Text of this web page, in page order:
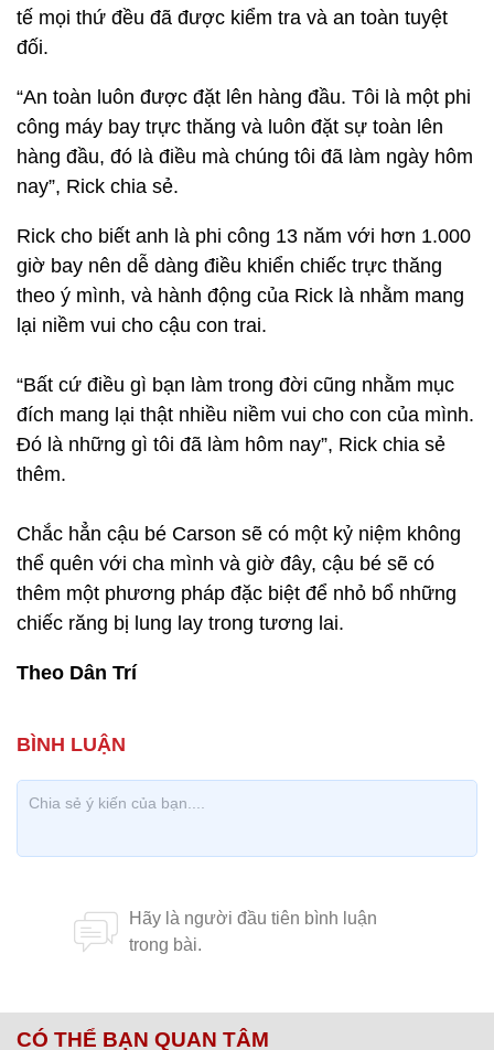
tế mọi thứ đều đã được kiểm tra và an toàn tuyệt
đối.
“An toàn luôn được đặt lên hàng đầu. Tôi là một phi
công máy bay trực thăng và luôn đặt sự toàn lên
hàng đầu, đó là điều mà chúng tôi đã làm ngày hôm
nay”, Rick chia sẻ.
Rick cho biết anh là phi công 13 năm với hơn 1.000
giờ bay nên dễ dàng điều khiển chiếc trực thăng
theo ý mình, và hành động của Rick là nhằm mang
lại niềm vui cho cậu con trai.
“Bất cứ điều gì bạn làm trong đời cũng nhằm mục
đích mang lại thật nhiều niềm vui cho con của mình.
Đó là những gì tôi đã làm hôm nay”, Rick chia sẻ
thêm.
Chắc hẳn cậu bé Carson sẽ có một kỷ niệm không
thể quên với cha mình và giờ đây, cậu bé sẽ có
thêm một phương pháp đặc biệt để nhỏ bổ những
chiếc răng bị lung lay trong tương lai.
Theo Dân Trí
CÓ THỂ BẠN QUAN TÂM